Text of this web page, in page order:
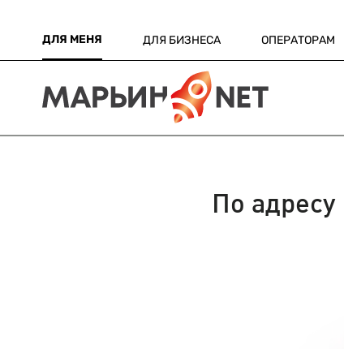
ДЛЯ МЕНЯ ДЛЯ БИЗНЕСА ОПЕРАТОРАМ
По адресу